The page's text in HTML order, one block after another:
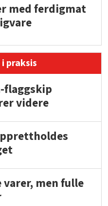
med ferdigmat
praksis
flaggskip
videre
men fulle